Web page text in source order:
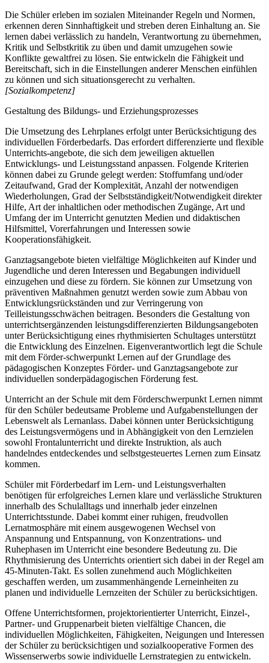
Die Schüler erleben im sozialen Miteinander Regeln und Normen,
erkennen deren Sinnhaftigkeit und streben deren Einhaltung an. Sie
lernen dabei verlässlich zu handeln, Verantwortung zu übernehmen,
Kritik und Selbstkritik zu üben und damit umzugehen sowie
Konflikte gewaltfrei zu lösen. Sie entwickeln die Fähigkeit und
Bereitschaft, sich in die Einstellungen anderer Menschen einfühlen
zu können und sich situationsgerecht zu verhalten.
[Sozialkompetenz]
Gestaltung des Bildungs- und Erziehungsprozesses
Die Umsetzung des Lehrplanes erfolgt unter Berücksichtigung des
individuellen Förderbedarfs. Das erfordert differenzierte und flexible
Unterrichts-angebote, die sich dem jeweiligen aktuellen
Entwicklungs- und Leistungsstand anpassen. Folgende Kriterien
können dabei zu Grunde gelegt werden: Stoffumfang und/oder
Zeitaufwand, Grad der Komplexität, Anzahl der notwendigen
Wiederholungen, Grad der Selbstständigkeit/Notwendigkeit direkter
Hilfe, Art der inhaltlichen oder methodischen Zugänge, Art und
Umfang der im Unterricht genutzten Medien und didaktischen
Hilfsmittel, Vorerfahrungen und Interessen sowie
Kooperationsfähigkeit.
Ganztagsangebote bieten vielfältige Möglichkeiten auf Kinder und
Jugendliche und deren Interessen und Begabungen individuell
einzugehen und diese zu fördern. Sie können zur Umsetzung von
präventiven Maßnahmen genutzt werden sowie zum Abbau von
Entwicklungsrückständen und zur Verringerung von
Teilleistungsschwächen beitragen. Besonders die Gestaltung von
unterrichtsergänzenden leistungsdifferenzierten Bildungsangeboten
unter Berücksichtigung eines rhythmisierten Schultages unterstützt
die Entwicklung des Einzelnen. Eigenverantwortlich legt die Schule
mit dem Förder-schwerpunkt Lernen auf der Grundlage des
pädagogischen Konzeptes Förder- und Ganztagsangebote zur
individuellen sonderpädagogischen Förderung fest.
Unterricht an der Schule mit dem Förderschwerpunkt Lernen nimmt
für den Schüler bedeutsame Probleme und Aufgabenstellungen der
Lebenswelt als Lernanlass. Dabei können unter Berücksichtigung
des Leistungsvermögens und in Abhängigkeit von den Lernzielen
sowohl Frontalunterricht und direkte Instruktion, als auch
handelndes entdeckendes und selbstgesteuertes Lernen zum Einsatz
kommen.
Schüler mit Förderbedarf im Lern- und Leistungsverhalten
benötigen für erfolgreiches Lernen klare und verlässliche Strukturen
innerhalb des Schulalltags und innerhalb jeder einzelnen
Unterrichtsstunde. Dabei kommt einer ruhigen, freudvollen
Lernatmosphäre mit einem ausgewogenen Wechsel von
Anspannung und Entspannung, von Konzentrations- und
Ruhephasen im Unterricht eine besondere Bedeutung zu. Die
Rhythmisierung des Unterrichts orientiert sich dabei in der Regel am
45-Minuten-Takt. Es sollen zunehmend auch Möglichkeiten
geschaffen werden, um zusammenhängende Lerneinheiten zu
planen und individuelle Lernzeiten der Schüler zu berücksichtigen.
Offene Unterrichtsformen, projektorientierter Unterricht, Einzel-,
Partner- und Gruppenarbeit bieten vielfältige Chancen, die
individuellen Möglichkeiten, Fähigkeiten, Neigungen und Interessen
der Schüler zu berücksichtigen und sozialkooperative Formen des
Wissenserwerbs sowie individuelle Lernstrategien zu entwickeln.